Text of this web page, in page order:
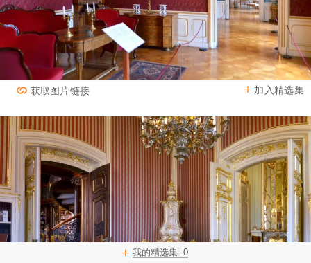
我的精选集: 0
加入精选集
获取图片链接